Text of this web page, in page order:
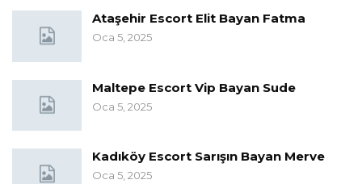
Ataşehir Escort Elit Bayan Fatma
Oca 5, 2025
Maltepe Escort Vip Bayan Sude
Oca 5, 2025
Kadıköy Escort Sarışın Bayan Merve
Oca 5, 2025